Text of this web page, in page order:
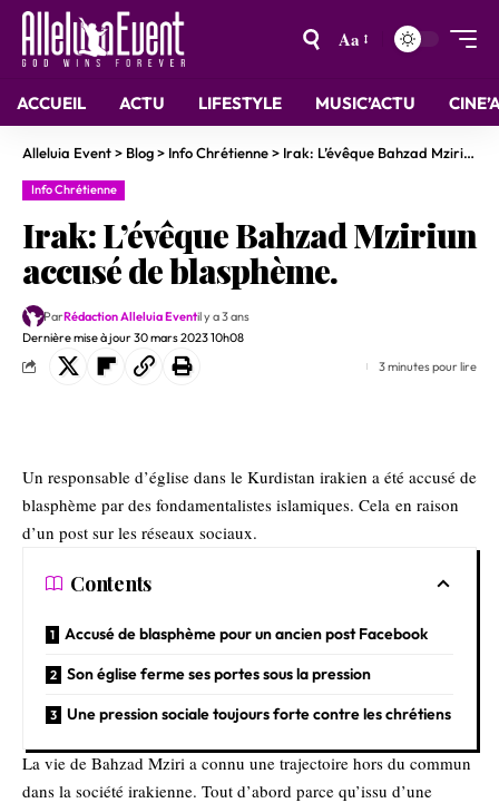
Aa
ACCUEIL ACTU LIFESTYLE MUSIC’ACTU
Alleluia Event> Blog> Info Chrétienne> Irak: L’évêque Bahzad Mziriun accusé de blasphème.
Info Chrétienne
Irak: L’évêque Bahzad Mziriun
accusé de blasphème.
Dernière mise à jour 30 mars 2023 10h08
ParRédaction Alleluia Eventil y a 3 ans
3 minutes pour lire
Un responsable d’église dans le Kurdistan irakien a été accusé de
blasphème par des fondamentalistes islamiques. Cela en raison
d’un post sur les réseaux sociaux.
Contents
Accusé de blasphème pour un ancien post Facebook
Son église ferme ses portes sous la pression
Une pression sociale toujours forte contre les chrétiens
La vie de Bahzad Mziri a connu une trajectoire hors du commun
dans la société irakienne. Tout d’abord parce qu’issu d’une